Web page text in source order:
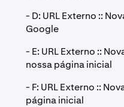
- D: URL Externo ::
Google
- E: URL Externo ::
nossa página inicial
- F: URL Externo ::
página inicial